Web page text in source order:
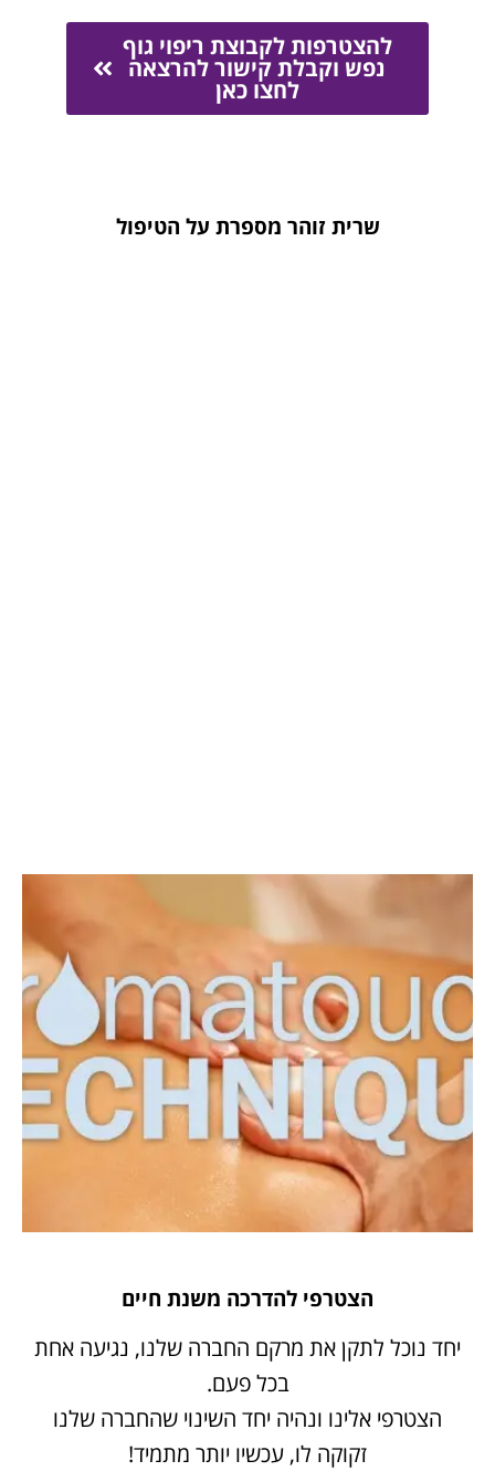
להצטרפות לקבוצת ריפוי גוף
נפש וקבלת קישור להרצאה
לחצו כאן
שרית זוהר מספרת על הטיפול
הצטרפי להדרכה משנת חיים
יחד נוכל לתקן את מרקם החברה שלנו, נגיעה אחת
בכל פעם.
הצטרפי אלינו ונהיה יחד השינוי שהחברה שלנו
זקוקה לו, עכשיו יותר מתמיד!